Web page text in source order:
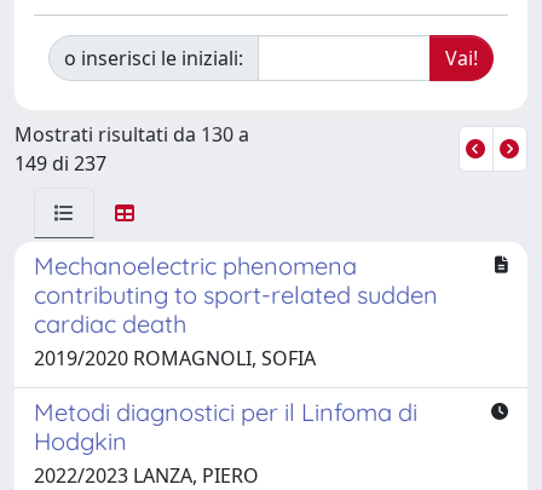
o inserisci le iniziali:
Mostrati risultati da 130 a
149 di 237
Mechanoelectric phenomena
contributing to sport-related sudden
cardiac death
2019/2020 ROMAGNOLI, SOFIA
Metodi diagnostici per il Linfoma di
Hodgkin
2022/2023 LANZA, PIERO